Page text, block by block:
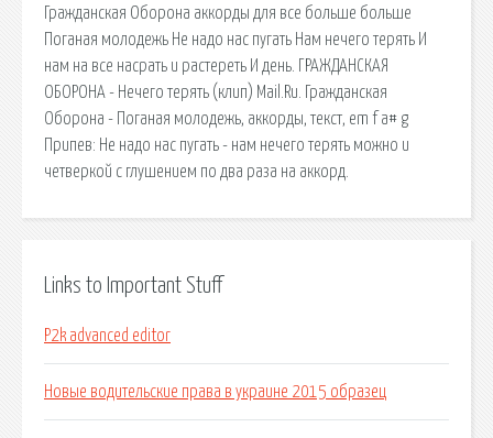
Гражданская Оборона аккорды для все больше больше
Поганая молодежь Не надо нас пугать Нам нечего терять И
нам на все насрать и растереть И день. ГРАЖДАНСКАЯ
ОБОРОНА - Нечего терять (клип) Mail.Ru. Гражданская
Оборона - Поганая молодежь, аккорды, текст, em f a# g
Припев: Не надо нас пугать - нам нечего терять можно и
четверкой с глушением по два раза на аккорд.
Links to Important Stuff
P2k advanced editor
Новые водительские права в украине 2015 образец